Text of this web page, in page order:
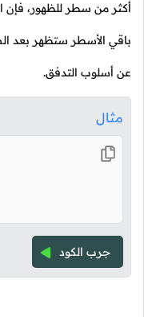
أكثر من سطر للظهور، فإن
باقي الأسطر ستظهر بعد
عن أسلوب التدفق.
مثال
جرب الكود